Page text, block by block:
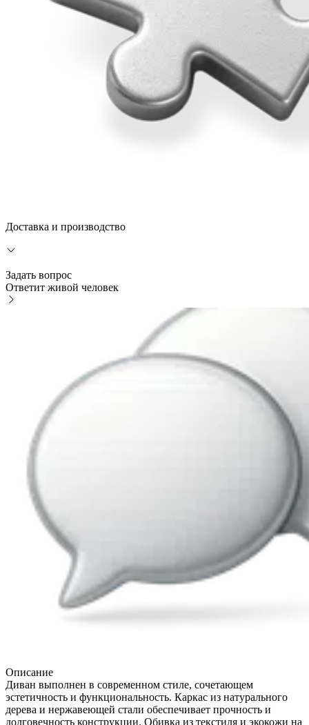
Доставка и производство
Задать вопрос
Ответит живой человек
Описание
Диван выполнен в современном стиле, сочетающем
эстетичность и функциональность. Каркас из натурального
дерева и нержавеющей стали обеспечивает прочность и
долговечность конструкции. Обивка из текстиля и экокожи на